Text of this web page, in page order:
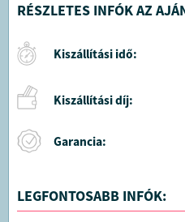
RÉSZLETES INFÓK AZ
Kiszállítási idő:
Kiszállítási díj:
Garancia:
LEGFONTOSABB INFÓK: